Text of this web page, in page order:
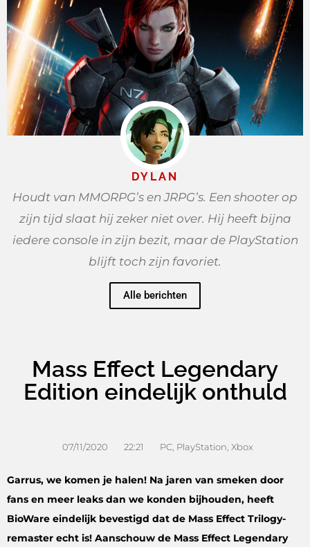
DYLAN
Houdt van MMORPG’s en JRPG’s. Een shooter op
zijn tijd slaat hij zeker niet over. Hij heeft bijna
iedere console in zijn bezit, maar de PlayStation
blijft toch zijn favoriet.
Alle berichten
Mass Effect Legendary
Edition eindelijk onthuld
07/11/2020 22:21 PC PlayStation Xbox
Garrus, we komen je halen! Na jaren van smeken door
fans en meer leaks dan we konden bijhouden, heeft
BioWare eindelijk bevestigd dat de Mass Effect Trilogy-
remaster echt is! Aanschouw de Mass Effect Legendary